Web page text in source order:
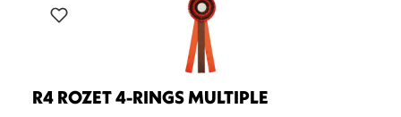
R4 ROZET 4-RINGS MULTIPLE